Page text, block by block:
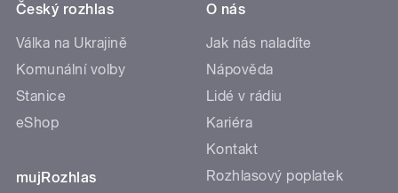
Český rozhlas
Válka na Ukrajině
Komunální volby
Stanice
eShop
mujRozhlas
O nás
Jak nás naladíte
Nápověda
Lidé v rádiu
Kariéra
Kontakt
Rozhlasový poplatek